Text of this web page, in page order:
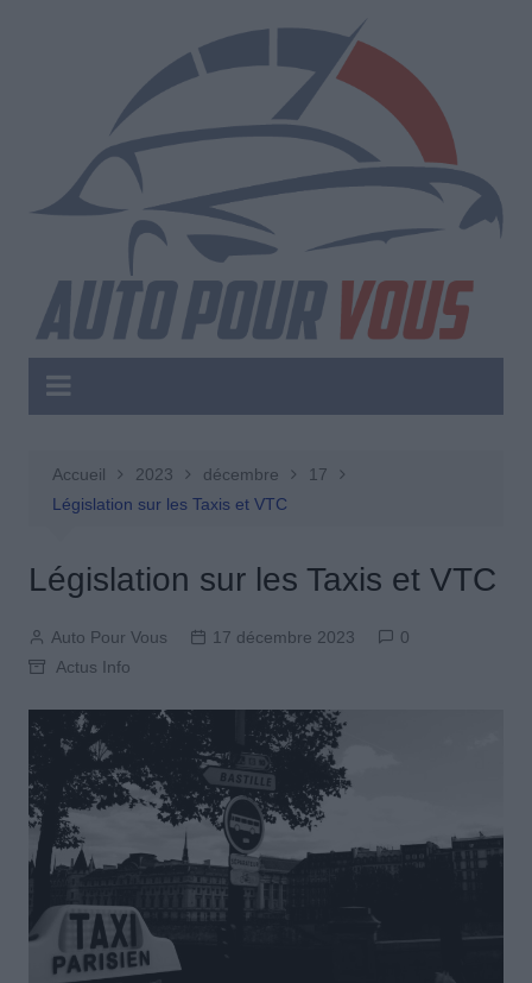
Accueil 2023 décembre
17
Législation sur les Taxis et VTC
Législation sur les Taxis et VTC
Auto Pour Vous 17 décembre 2023
0
Actus Info